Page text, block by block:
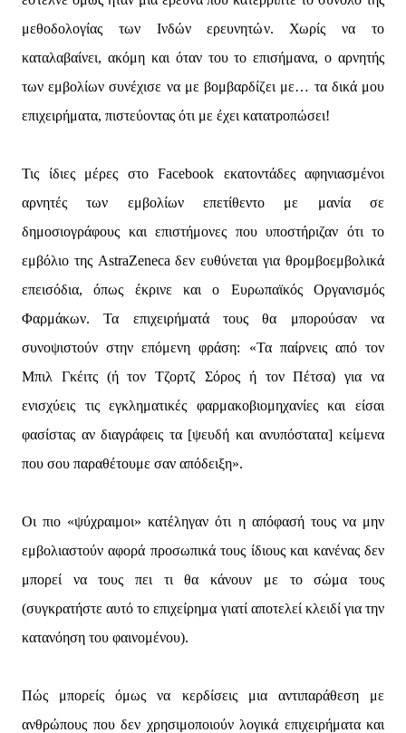
μεθοδολογίας των Ινδών ερευνητών. Χωρίς να το
καταλαβαίνει, ακόμη και όταν του το επισήμανα, ο αρνητής
των εμβολίων συνέχισε να με βομβαρδίζει με… τα δικά μου
επιχειρήματα, πιστεύοντας ότι με έχει κατατροπώσει!
Τις ίδιες μέρες στο Facebook εκατοντάδες αφηνιασμένοι
αρνητές των εμβολίων επετίθεντο με μανία σε
δημοσιογράφους και επιστήμονες που υποστήριζαν ότι το
εμβόλιο της AstraZeneca δεν ευθύνεται για θρομβοεμβολικά
επεισόδια, όπως έκρινε και ο Ευρωπαϊκός Οργανισμός
Φαρμάκων. Τα επιχειρήματά τους θα μπορούσαν να
συνοψιστούν στην επόμενη φράση: «Τα παίρνεις από τον
Μπιλ Γκέιτς (ή τον Τζορτζ Σόρος ή τον Πέτσα) για να
ενισχύεις τις εγκληματικές φαρμακοβιομηχανίες και είσαι
φασίστας αν διαγράφεις τα [ψευδή και ανυπόστατα] κείμενα
που σου παραθέτουμε σαν απόδειξη».
Οι πιο «ψύχραιμοι» κατέληγαν ότι η απόφασή τους να μην
εμβολιαστούν αφορά προσωπικά τους ίδιους και κανένας δεν
μπορεί να τους πει τι θα κάνουν με το σώμα τους
(συγκρατήστε αυτό το επιχείρημα γιατί αποτελεί κλειδί για την
κατανόηση του φαινομένου).
Πώς μπορείς όμως να κερδίσεις μια αντιπαράθεση με
ανθρώπους που δεν χρησιμοποιούν λογικά επιχειρήματα και